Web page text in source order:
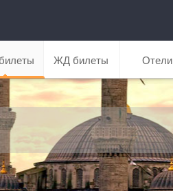
ЖД билеты Отели